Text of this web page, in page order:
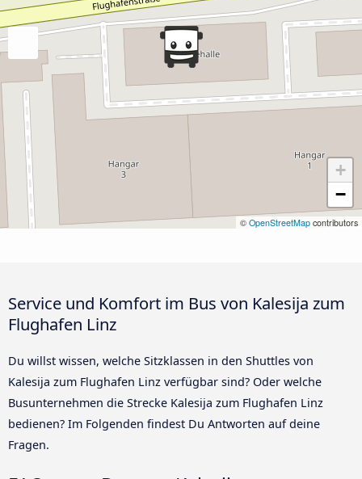
+
−
© OpenStreetMap contributors
Service und Komfort im Bus von Kalesija zum
Flughafen Linz
Du willst wissen, welche Sitzklassen in den Shuttles von
Kalesija zum Flughafen Linz verfügbar sind? Oder welche
Busunternehmen die Strecke Kalesija zum Flughafen Linz
bedienen? Im Folgenden findest Du Antworten auf deine
Fragen.